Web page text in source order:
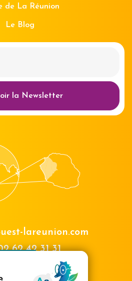
Masquer le
de La Réunion
Le Blog
la Newsletter
lareunion.com
62 42 31 31
rencontrer